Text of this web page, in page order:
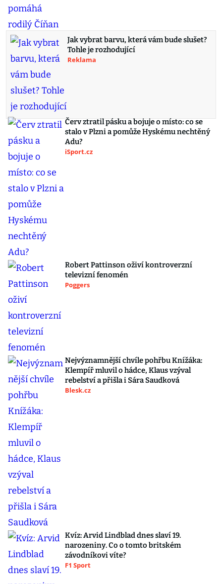
Jak vybrat barvu, která vám bude slušet?
Tohle je rozhodující
Reklama
Červ ztratil pásku a bojuje o místo: co se
stalo v Plzni a pomůže Hyskému nechtěný
Adu?
iSport.cz
Robert Pattinson oživí kontroverzní
televizní fenomén
Poggers
Nejvýznamnější chvíle pohřbu Knížáka:
Klempíř mluvil o hádce, Klaus vzýval
rebelství a přišla i Sára Saudková
Blesk.cz
Kvíz: Arvid Lindblad dnes slaví 19.
narozeniny. Co o tomto britském
závodníkovi víte?
F1 Sport